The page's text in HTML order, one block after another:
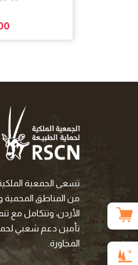
تسعى الجمعية
من المناطق المحمية
الأردن، وتتكامل مع
تأمين دعم شعبي
المجاورة.